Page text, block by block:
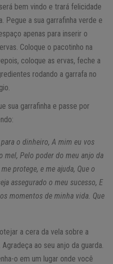
bem vindo e trará felicidade
Pegue a sua garrafinha verde e
apenas para inserir o
Coloque o pacotinho na
coloque as ervas, feche a
rodando a garrafa no
sua garrafinha e passe por
o dinheiro, A mim eu vos
mel, Pelo poder do meu anjo da
protege, e me ajuda, Que o
assegurado o meu sucesso, E
momentos de minha vida. Que
a cera da vela sobre a
ao seu anjo da guarda.
o em um lugar onde você